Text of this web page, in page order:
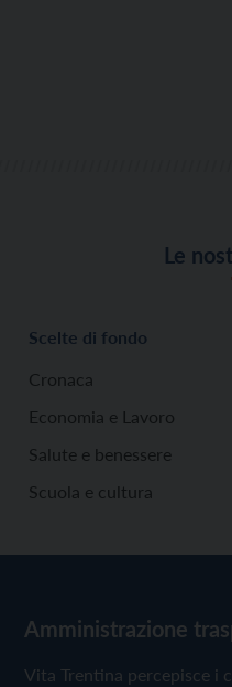
Le
Scelte di fondo
Cronaca
Economia e Lavoro
Salute e benessere
Scuola e cultura
Amministrazione
Vita Trentina percepisce